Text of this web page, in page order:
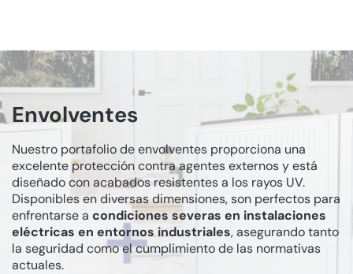
Envolventes
Nuestro portafolio de envolventes proporciona una
excelente protección contra agentes externos y está
diseñado con acabados resistentes a los rayos UV.
Disponibles en diversas dimensiones, son perfectos para
enfrentarse a condiciones severas en instalaciones
eléctricas en entornos industriales, asegurando tanto
la seguridad como el cumplimiento de las normativas
actuales.